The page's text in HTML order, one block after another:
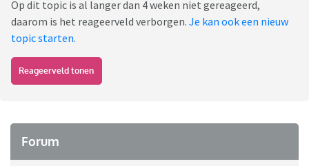
Op dit topic is al langer dan 4 weken niet gereageerd,
daarom is het reageerveld verborgen. Je kan ook een nieuw
topic starten.
Reageerveld tonen
Forum